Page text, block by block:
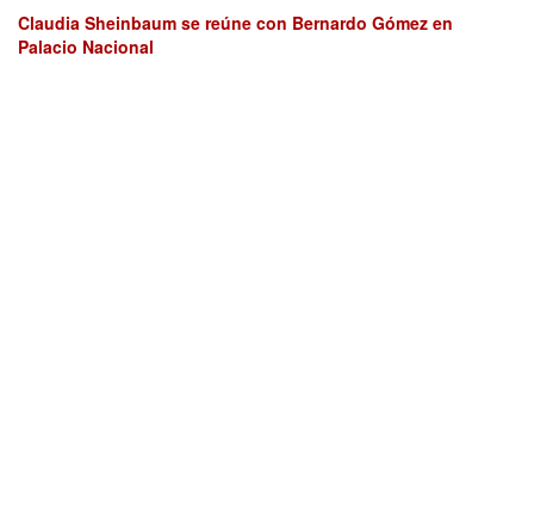
Claudia Sheinbaum se reúne con Bernardo Gómez en
Palacio Nacional